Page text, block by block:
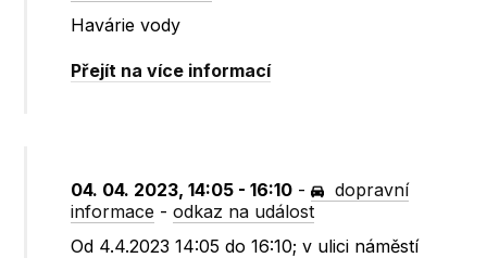
Havárie vody
Přejít na více informací
04. 04. 2023, 14:05 - 16:10 -
dopravní
informace -odkaz na událost
Od 4.4.2023 14:05 do 16:10; v ulici náměstí